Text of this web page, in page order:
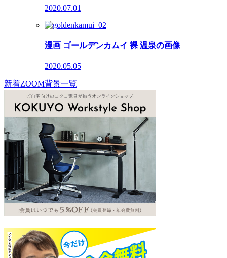
2020.07.01
漫画 ゴールデンカムイ 裸 温泉の画像
2020.05.05
新着ZOOM背景一覧